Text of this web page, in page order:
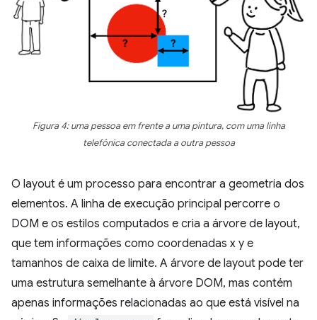
Figura 4: uma pessoa em frente a uma pintura, com uma linha
telefônica conectada a outra pessoa
O layout é um processo para encontrar a geometria dos
elementos. A linha de execução principal percorre o
DOM e os estilos computados e cria a árvore de layout,
que tem informações como coordenadas x y e
tamanhos de caixa de limite. A árvore de layout pode ter
uma estrutura semelhante à árvore DOM, mas contém
apenas informações relacionadas ao que está visível na